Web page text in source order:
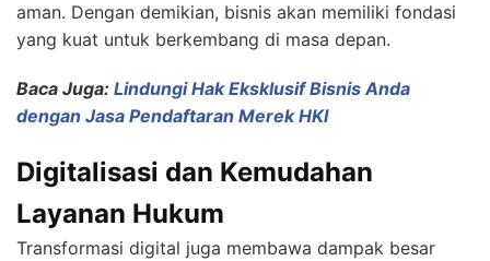
aman. Dengan demikian, bisnis akan memiliki fondasi
yang kuat untuk berkembang di masa depan.
Baca Juga: Lindungi Hak Eksklusif Bisnis Anda
dengan Jasa Pendaftaran Merek HKI
Digitalisasi dan Kemudahan
Layanan Hukum
Transformasi digital juga membawa dampak besar